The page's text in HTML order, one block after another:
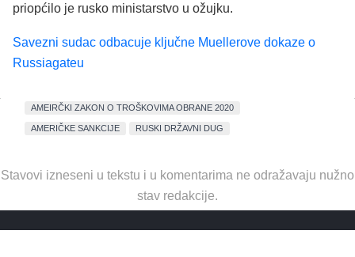
priopćilo je rusko ministarstvo u ožujku.
Savezni sudac odbacuje ključne Muellerove dokaze o
Russiagateu
AMEIRČKI ZAKON O TROŠKOVIMA OBRANE 2020
AMERIČKE SANKCIJE RUSKI DRŽAVNI DUG
Stavovi izneseni u tekstu i u komentarima ne odražavaju nužno
stav redakcije.